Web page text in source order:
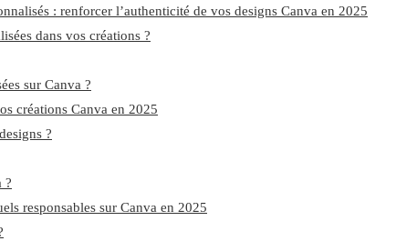
: renforcer l’authenticité de vos designs Canva en 2025
dans vos créations ?
sur Canva ?
créations Canva en 2025
?
?
responsables sur Canva en 2025